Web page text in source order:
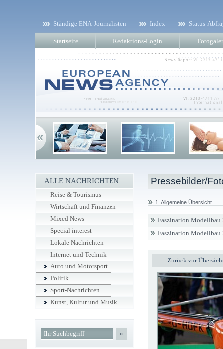
Ständige ENA-Journalisten Index Status-
Startseite Redaktions-Login
Pressebilder/
1. Allgemeine Übersicht
Faszination Modellbau
Faszination Modellbau
Zurück zur
ALLE NACHRICHTEN
Reise & Tourismus
Wirtschaft und Finanzen
Mixed News
Special interest
Lokale Nachrichten
Internet und Technik
Auto und Motorsport
Politik
Sport-Nachrichten
Kunst, Kultur und Musik
»